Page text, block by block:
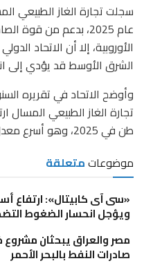
سجلت تجارة الغاز الطبيعي
عام 2025، بدعم من قوة
الأوروبية، إلا أن الاتحاد
الشرق الأوسط قد يؤدي إلى
وأوضح الاتحاد في تقريره
طن في 2025، وهو أسرع معدل نمو منذ عام 2022.
موضوعاتمتعلقة
«سى آى كابيتال»: ارتفاع
ويؤجل انحسار الضغوط
مصر والعراق يبحثان مشروع
صادرات النفط بالبحر الأحمر